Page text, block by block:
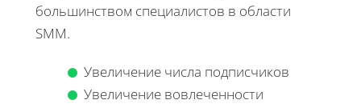
большинством специалистов в области
SMM.
Увеличение числа подписчиков
Увеличение вовлеченности